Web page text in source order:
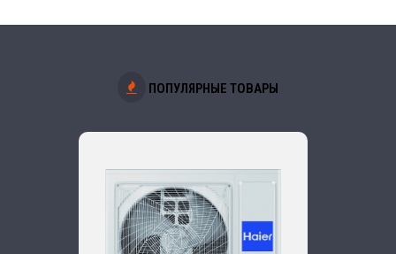
ПОПУЛЯРНЫЕ ТОВАРЫ